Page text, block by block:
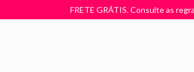
FRETE GRÁTIS. Consulte as